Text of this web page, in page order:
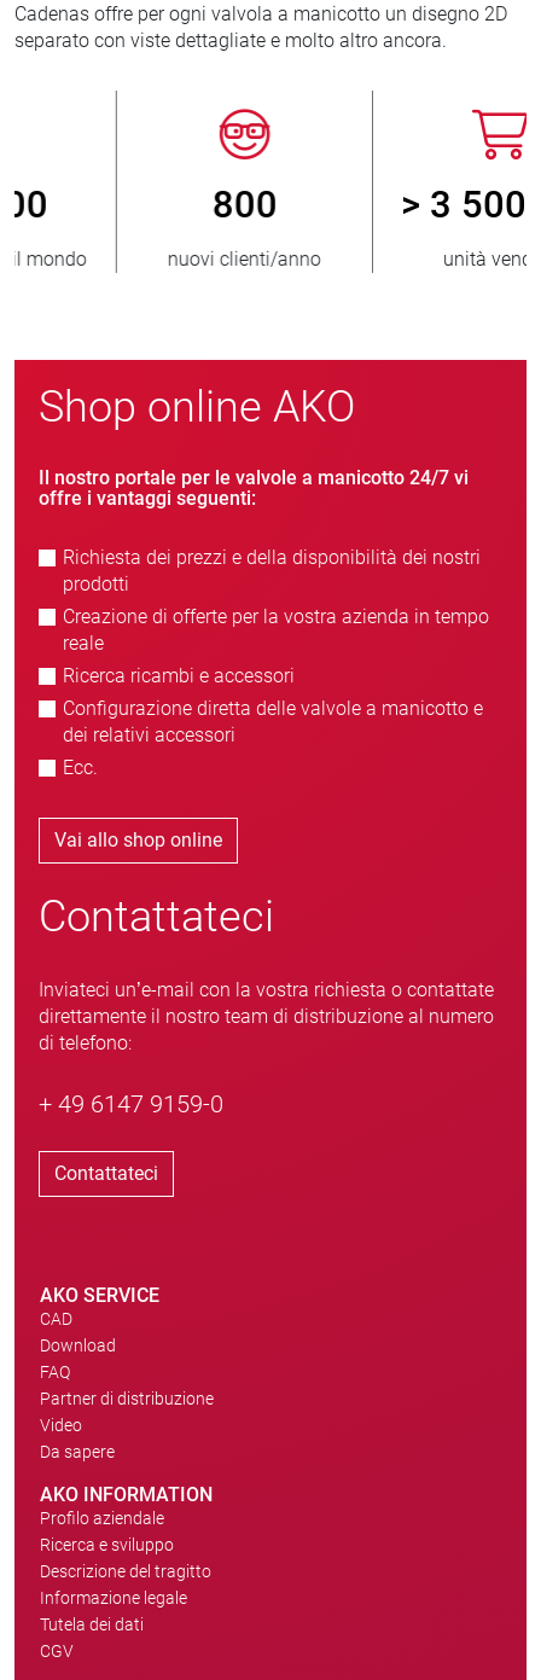
Cadenas offre per ogni valvola a manicotto un disegno 2D
separato con viste dettagliate e molto altro ancora.
nuovi clienti/anno
> 3 500 000
unità vendute
Shop online AKO
Il nostro portale per le valvole a manicotto 24/7 vi
offre i vantaggi seguenti:
Richiesta dei prezzi e della disponibilità dei nostri
prodotti
Creazione di offerte per la vostra azienda in tempo
reale
Ricerca ricambi e accessori
Configurazione diretta delle valvole a manicotto e
dei relativi accessori
Ecc.
Vai allo shop online
Contattateci
Inviateci un’e-mail con la vostra richiesta o contattate
direttamente il nostro team di distribuzione al numero
di telefono:
+ 49 6147 9159-0
Contattateci
AKO SERVICE
CAD
Download
FAQ
Partner di distribuzione
Video
Da sapere
AKO INFORMATION
Profilo aziendale
Ricerca e sviluppo
Descrizione del tragitto
Informazione legale
Tutela dei dati
CGV